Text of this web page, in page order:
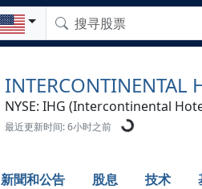
INTERCONTINENTAL
NYSE: IHG (Intercontinental
最近更新时间: 6小时之前
新聞和公告 股息 技术